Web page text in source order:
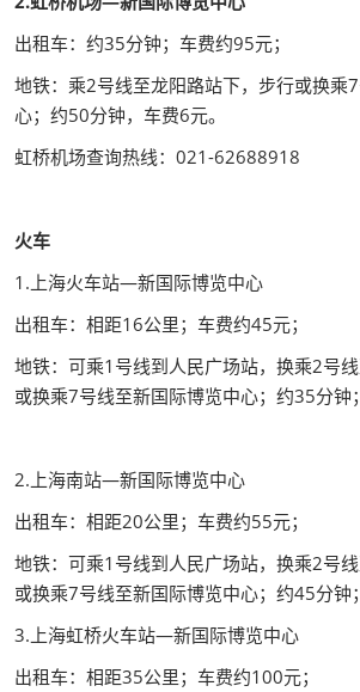
出租车：约35分钟；车费约95元；
地铁：乘2号线至龙阳路站下，步行或换乘
心；约50分钟，车费6元。
虹桥机场查询热线：021-62688918
火车
1.上海火车站—新国际博览中心
出租车：相距16公里；车费约45元；
地铁：可乘1号线到人民广场站，换乘2号
或换乘7号线至新国际博览中心；约35分钟
2.上海南站—新国际博览中心
出租车：相距20公里；车费约55元；
地铁：可乘1号线到人民广场站，换乘2号
或换乘7号线至新国际博览中心；约45分钟
3.上海虹桥火车站—新国际博览中心
出租车：相距35公里；车费约100元；